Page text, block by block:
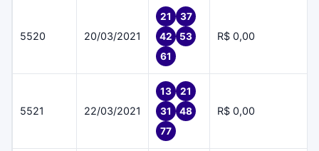
5520 20/03/2021
21
37
42
53
61
R$ 0,00
5521 22/03/2021
13
21
31
48
77
R$ 0,00